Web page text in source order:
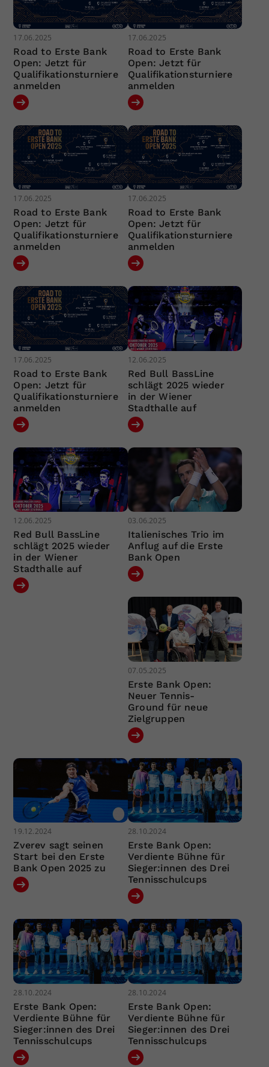
17.06.2025
Road to Erste Bank
Open: Jetzt für
Qualifikationsturniere
anmelden
17.06.2025
Road to Erste Bank
Open: Jetzt für
Qualifikationsturniere
anmelden
17.06.2025
Road to Erste Bank
Open: Jetzt für
Qualifikationsturniere
anmelden
17.06.2025
Road to Erste Bank
Open: Jetzt für
Qualifikationsturniere
anmelden
17.06.2025
Road to Erste Bank
Open: Jetzt für
Qualifikationsturniere
anmelden
12.06.2025
Red Bull BassLine
schlägt 2025 wieder
in der Wiener
Stadthalle auf
12.06.2025
Red Bull BassLine
schlägt 2025 wieder
in der Wiener
Stadthalle auf
03.06.2025
Italienisches Trio im
Anflug auf die Erste
Bank Open
07.05.2025
Erste Bank Open:
Neuer Tennis-
Ground für neue
Zielgruppen
19.12.2024
Zverev sagt seinen
Start bei den Erste
Bank Open 2025 zu
28.10.2024
Erste Bank Open:
Verdiente Bühne für
Sieger:innen des Drei
Tennisschulcups
28.10.2024
Erste Bank Open:
Verdiente Bühne für
Sieger:innen des Drei
Tennisschulcups
28.10.2024
Erste Bank Open:
Verdiente Bühne für
Sieger:innen des Drei
Tennisschulcups